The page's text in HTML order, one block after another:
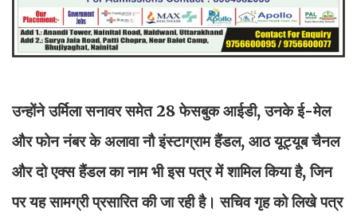
उन्होंने उर्मिला सनावर समेत 28 फेसबुक आईडी, उनके ई-मेल
और फोन नंबर के अलावा नौ इंस्टाग्राम हैंडल, आठ यूट्यूब चैनल
और दो एक्स हैंडल का नाम भी इस पत्र में शामिल किया है, जिन
पर यह सामग्री प्रसारित की जा रही है। सचिव गृह को लिखे पत्र